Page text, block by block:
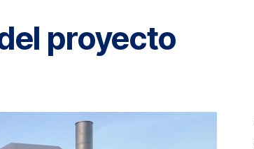
proyecto